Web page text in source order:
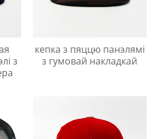
з
кепка з пяццю панэлямі
з гумовай накладкай